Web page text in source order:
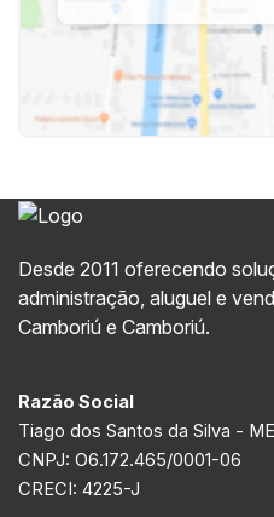
Desde 2011 oferecendo
administração, aluguel e
Camboriú e Camboriú.
Razão Social
Tiago dos Santos da Silva - ME
CNPJ: O6.172.465/0001-06
CRECI: 4225-J